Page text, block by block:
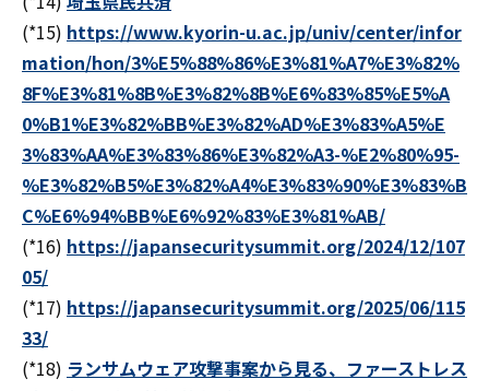
(*15) https://www.kyorin-u.ac.jp/univ/center/infor
mation/hon/3%E5%88%86%E3%81%A7%E3%82%
8F%E3%81%8B%E3%82%8B%E6%83%85%E5%A
0%B1%E3%82%BB%E3%82%AD%E3%83%A5%E
3%83%AA%E3%83%86%E3%82%A3-%E2%80%95-
%E3%82%B5%E3%82%A4%E3%83%90%E3%83%B
C%E6%94%BB%E6%92%83%E3%81%AB/
(*16) https://japansecuritysummit.org/2024/12/107
05/
(*17) https://japansecuritysummit.org/2025/06/115
33/
(*18) ランサムウェア攻撃事案から見る、ファーストレス